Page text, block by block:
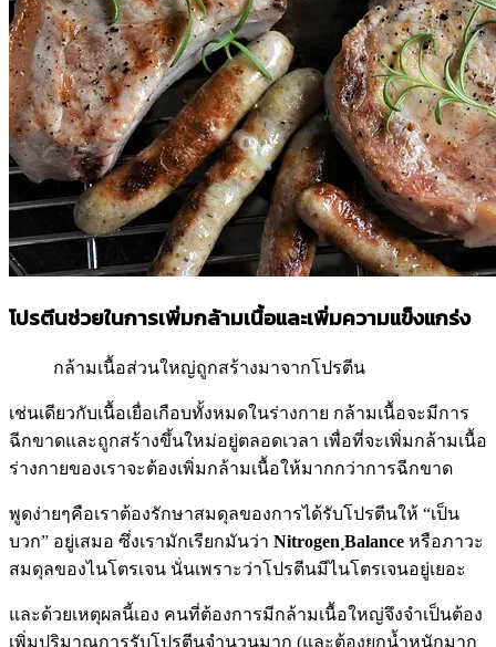
โปรตีนช่วยในการเพิ่มกล้ามเนื้อและเพิ่มความแข็งแกร่ง
กล้ามเนื้อส่วนใหญ่ถูกสร้างมาจากโปรตีน
เช่นเดียวกับเนื้อเยื่อเกือบทั้งหมดในร่างกาย กล้ามเนื้อจะมีการ
ฉีกขาดและถูกสร้างขึ้นใหม่อยู่ตลอดเวลา เพื่อที่จะเพิ่มกล้ามเนื้อ
ร่างกายของเราจะต้องเพิ่มกล้ามเนื้อให้มากกว่าการฉีกขาด
พูดง่ายๆคือเราต้องรักษาสมดุลของการได้รับโปรตีนให้ “เป็น
บวก” อยู่เสมอ ซึ่งเรามักเรียกมันว่า Nitrogen ฺBalance หรือภาวะ
สมดุลของไนโตรเจน นั่นเพราะว่าโปรตีนมีไนโตรเจนอยู่เยอะ
และด้วยเหตุผลนี้เอง คนที่ต้องการมีกล้ามเนื้อใหญ่จึงจำเป็นต้อง
เพิ่มปริมาณการรับโปรตีนจำนวนมาก (และต้องยกน้ำหนักมาก